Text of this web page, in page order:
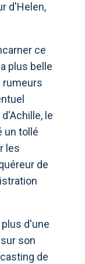
d'Helen,
ce
plus belle
rumeurs
le
un tollé
les
de
d'une
son
de